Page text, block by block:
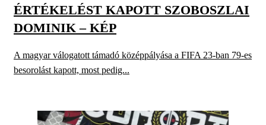
ÉRTÉKELÉST KAPOTT SZOBOSZLAI
DOMINIK – KÉP
A magyar válogatott támadó középpályása a FIFA 23-ban 79-es
besorolást kapott, most pedig...